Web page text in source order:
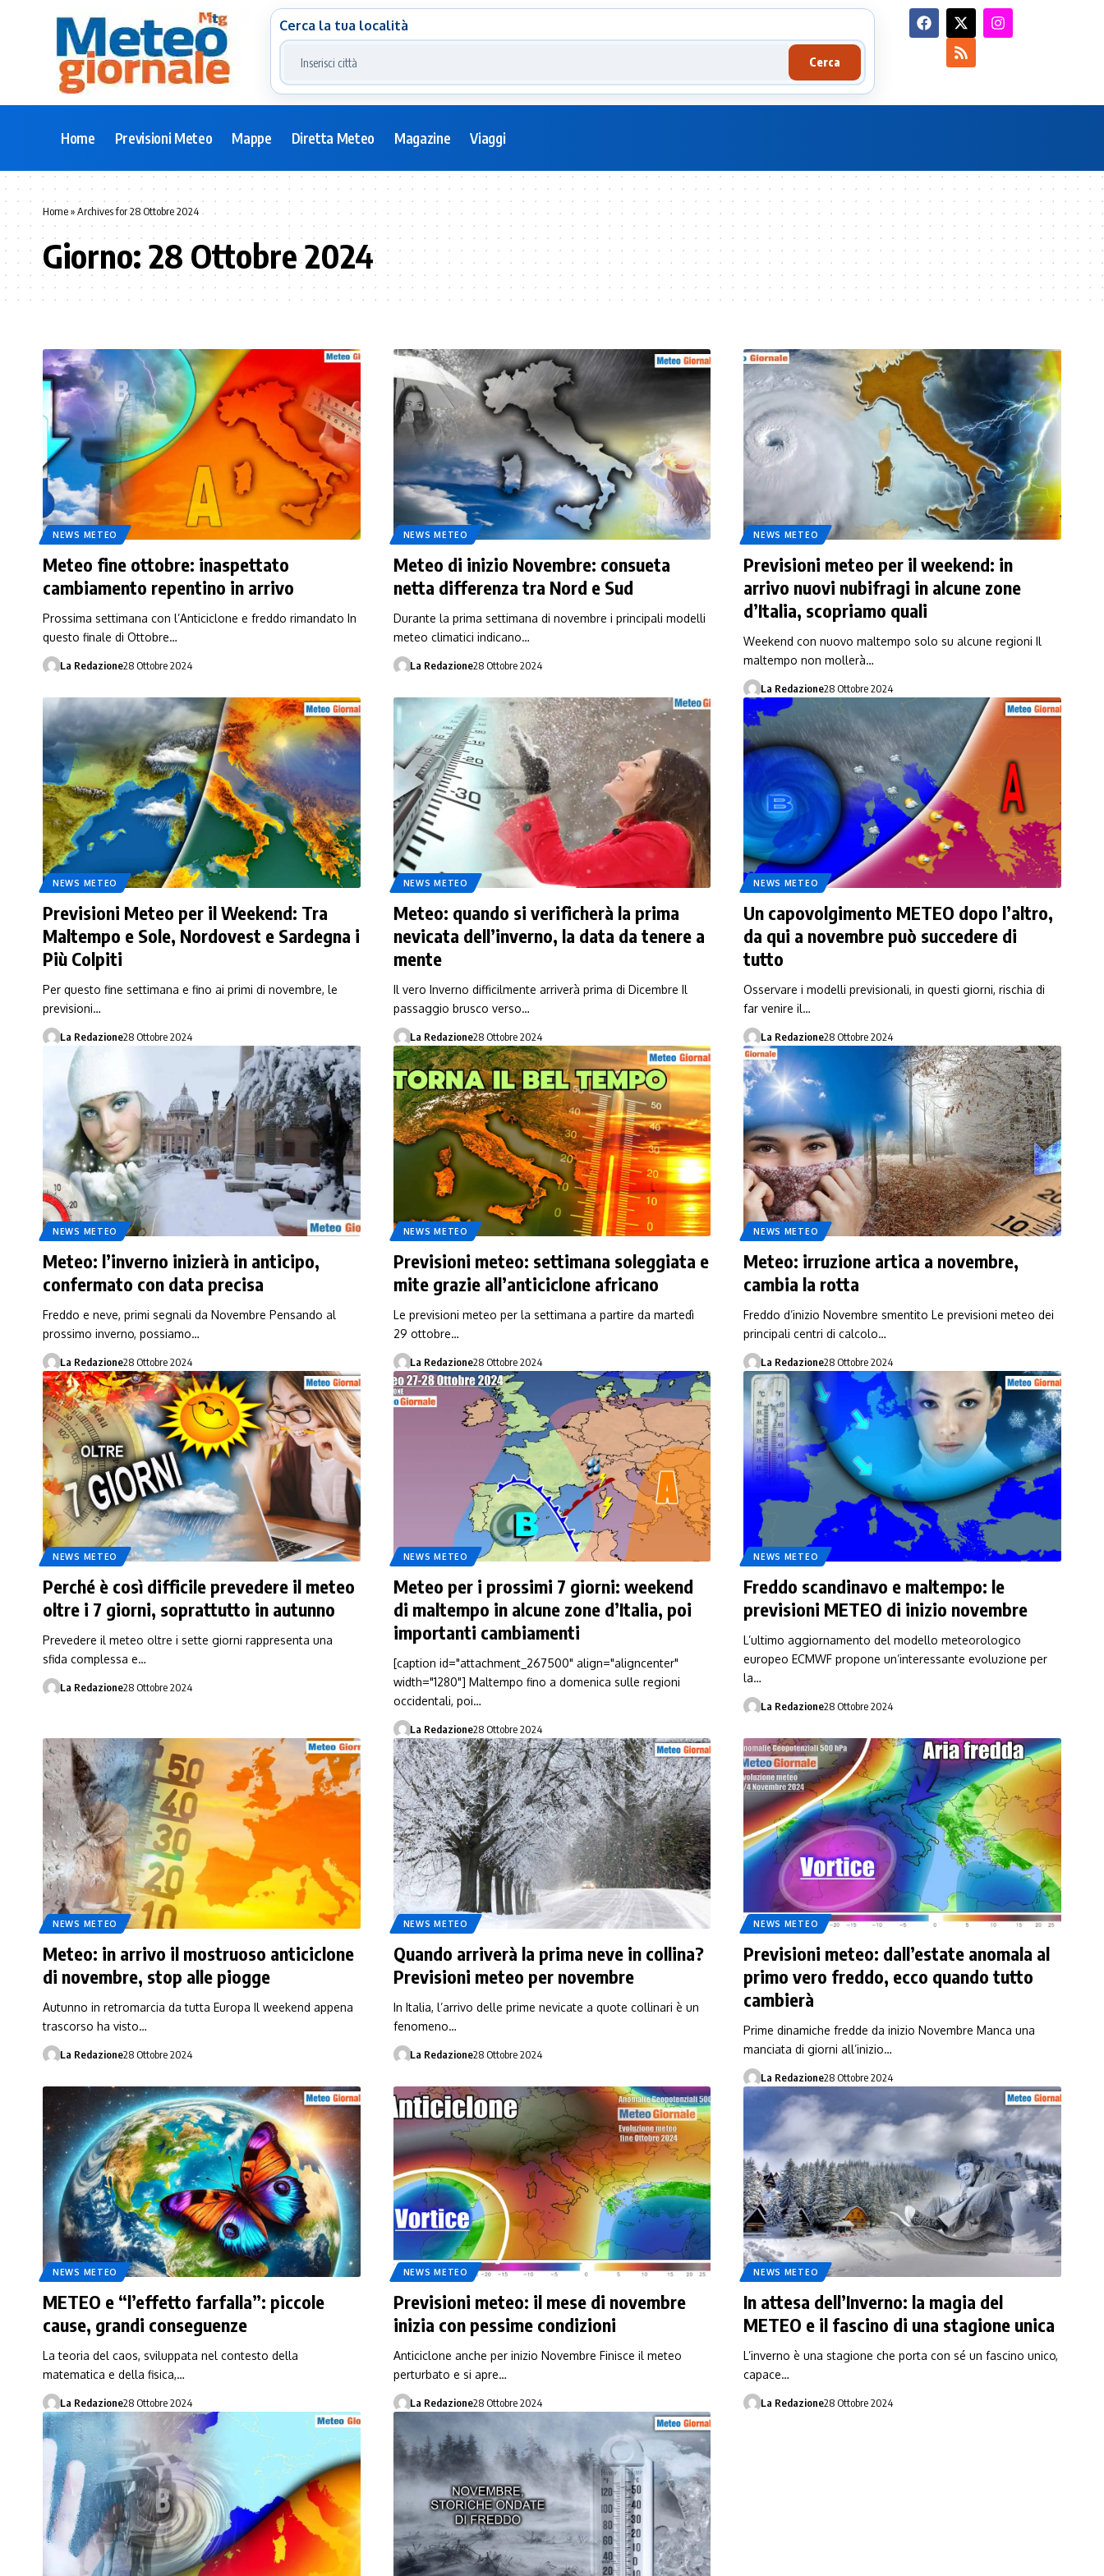
Cerca la tua località
Cerca
Home Previsioni Meteo Mappe Diretta Meteo Magazine Viaggi
Home»Archives for 28 Ottobre 2024
Giorno:28 Ottobre 2024
NEWS METEO
Meteo fine ottobre: inaspettato
cambiamento repentino in arrivo
Prossima settimana con l’Anticiclone e freddo rimandato In
questo finale di Ottobre…
La Redazione28 Ottobre 2024
NEWS METEO
Meteo di inizio Novembre: consueta
netta differenza tra Nord e Sud
Durante la prima settimana di novembre i principali modelli
meteo climatici indicano…
La Redazione28 Ottobre 2024
NEWS METEO
Previsioni meteo per il weekend: in
arrivo nuovi nubifragi in alcune zone
d’Italia, scopriamo quali
Weekend con nuovo maltempo solo su alcune regioni Il
maltempo non mollerà…
La Redazione28 Ottobre 2024
NEWS METEO
Previsioni Meteo per il Weekend: Tra
Maltempo e Sole, Nordovest e Sardegna i
Più Colpiti
Per questo fine settimana e fino ai primi di novembre, le
previsioni…
La Redazione28 Ottobre 2024
NEWS METEO
Meteo: quando si verificherà la prima
nevicata dell’inverno, la data da tenere a
mente
Il vero Inverno difficilmente arriverà prima di Dicembre Il
passaggio brusco verso…
La Redazione28 Ottobre 2024
NEWS METEO
Un capovolgimento METEO dopo l’altro,
da qui a novembre può succedere di
tutto
Osservare i modelli previsionali, in questi giorni, rischia di
far venire il…
La Redazione28 Ottobre 2024
NEWS METEO
Meteo: l’inverno inizierà in anticipo,
confermato con data precisa
Freddo e neve, primi segnali da Novembre Pensando al
prossimo inverno, possiamo…
La Redazione28 Ottobre 2024
NEWS METEO
Previsioni meteo: settimana soleggiata e
mite grazie all’anticiclone africano
Le previsioni meteo per la settimana a partire da martedì
29 ottobre…
La Redazione28 Ottobre 2024
NEWS METEO
Meteo: irruzione artica a novembre,
cambia la rotta
Freddo d’inizio Novembre smentito Le previsioni meteo dei
principali centri di calcolo…
La Redazione28 Ottobre 2024
NEWS METEO
Perché è così difficile prevedere il meteo
oltre i 7 giorni, soprattutto in autunno
Prevedere il meteo oltre i sette giorni rappresenta una
sfida complessa e…
La Redazione28 Ottobre 2024
NEWS METEO
Meteo per i prossimi 7 giorni: weekend
di maltempo in alcune zone d’Italia, poi
importanti cambiamenti
[caption id="attachment_267500" align="aligncenter"
width="1280"] Maltempo fino a domenica sulle regioni
occidentali, poi…
La Redazione28 Ottobre 2024
NEWS METEO
Freddo scandinavo e maltempo: le
previsioni METEO di inizio novembre
L’ultimo aggiornamento del modello meteorologico
europeo ECMWF propone un’interessante evoluzione per
la…
La Redazione28 Ottobre 2024
NEWS METEO
Meteo: in arrivo il mostruoso anticiclone
di novembre, stop alle piogge
Autunno in retromarcia da tutta Europa Il weekend appena
trascorso ha visto…
La Redazione28 Ottobre 2024
NEWS METEO
Quando arriverà la prima neve in collina?
Previsioni meteo per novembre
In Italia, l’arrivo delle prime nevicate a quote collinari è un
fenomeno…
La Redazione28 Ottobre 2024
NEWS METEO
Previsioni meteo: dall’estate anomala al
primo vero freddo, ecco quando tutto
cambierà
Prime dinamiche fredde da inizio Novembre Manca una
manciata di giorni all’inizio…
La Redazione28 Ottobre 2024
NEWS METEO
METEO e “l’effetto farfalla”: piccole
cause, grandi conseguenze
La teoria del caos, sviluppata nel contesto della
matematica e della fisica,…
La Redazione28 Ottobre 2024
NEWS METEO
Previsioni meteo: il mese di novembre
inizia con pessime condizioni
Anticiclone anche per inizio Novembre Finisce il meteo
perturbato e si apre…
La Redazione28 Ottobre 2024
NEWS METEO
In attesa dell’Inverno: la magia del
METEO e il fascino di una stagione unica
L’inverno è una stagione che porta con sé un fascino unico,
capace…
La Redazione28 Ottobre 2024